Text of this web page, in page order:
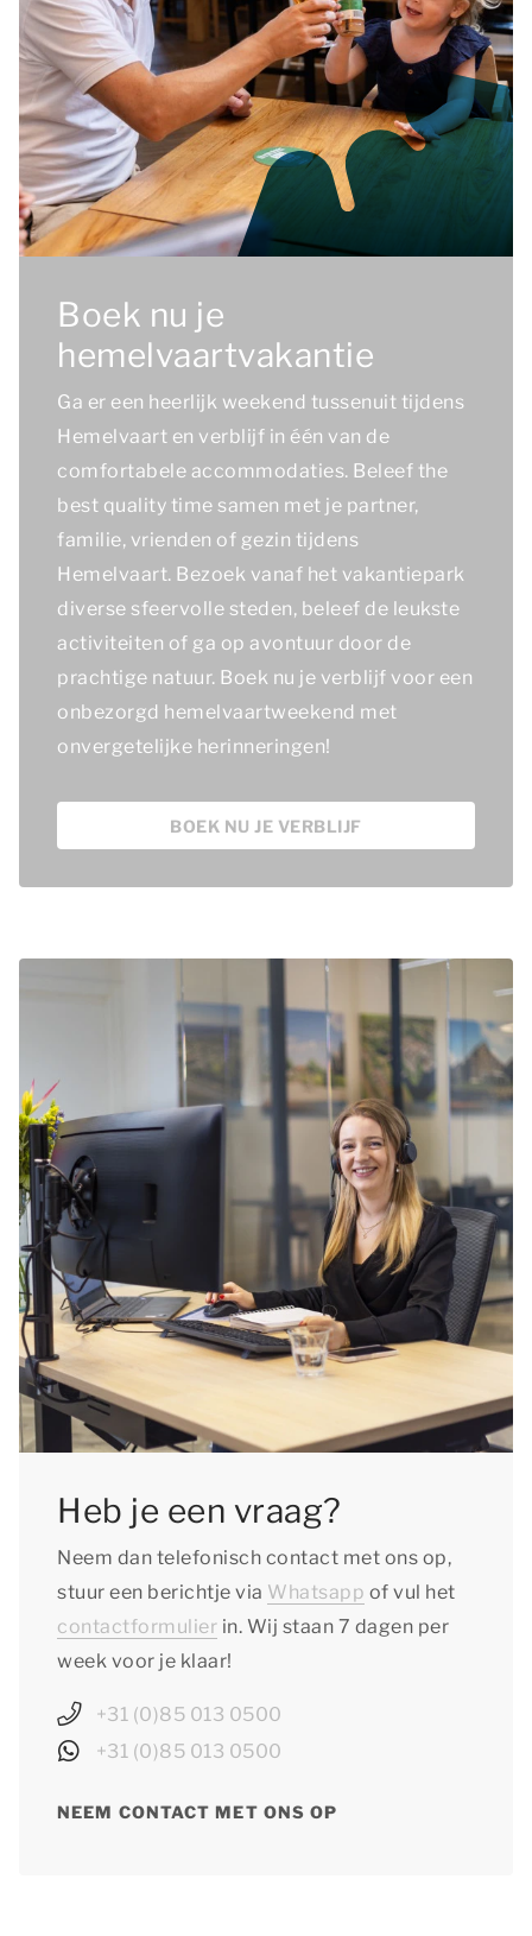
Boek nu je
hemelvaartvakantie
Ga er een heerlijk weekend tussenuit tijdens
Hemelvaart en verblijf in één van de
comfortabele accommodaties. Beleef the
best quality time samen met je partner,
familie, vrienden of gezin tijdens
Hemelvaart. Bezoek vanaf het vakantiepark
diverse sfeervolle steden, beleef de leukste
activiteiten of ga op avontuur door de
prachtige natuur. Boek nu je verblijf voor een
onbezorgd hemelvaartweekend met
onvergetelijke herinneringen!
BOEK NU JE VERBLIJF
Heb je een vraag?
Neem dan telefonisch contact met ons op,
stuur een berichtje via Whatsapp of vul het
contactformulier in. Wij staan 7 dagen per
week voor je klaar!
+31 (0)85 013 0500
+31 (0)85 013 0500
NEEM CONTACT MET ONS OP